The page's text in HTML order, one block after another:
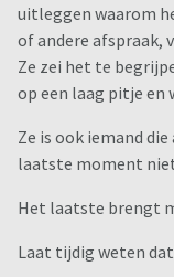
uitleggen waarom
of andere afspraak,
Ze zei het te
op een laag pitje en
Ze is ook iemand
laatste moment
Het laatste brengt
Laat tijdig weten